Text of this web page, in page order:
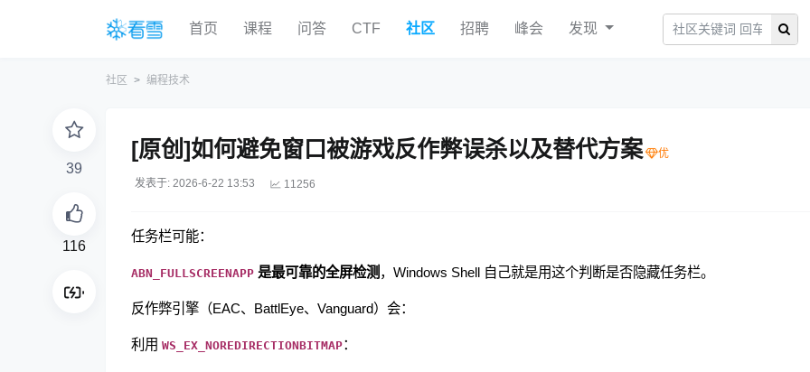
首页 课程 问答 CTF 社区 招聘 峰会 发现
社区 编程技术
39
116
[原创]如何避免窗口被游戏反作弊误杀以及替代方案
发表于: 2026-6-22 13:53 11256
任务栏可能：
ABN_FULLSCREENAPP 是最可靠的全屏检测 ，Windows Shell 自己就是用这个判断是否隐藏任务栏。
反作弊引擎（EAC、BattlEye、Vanguard）会：
利用 WS_EX_NOREDIRECTIONBITMAP：